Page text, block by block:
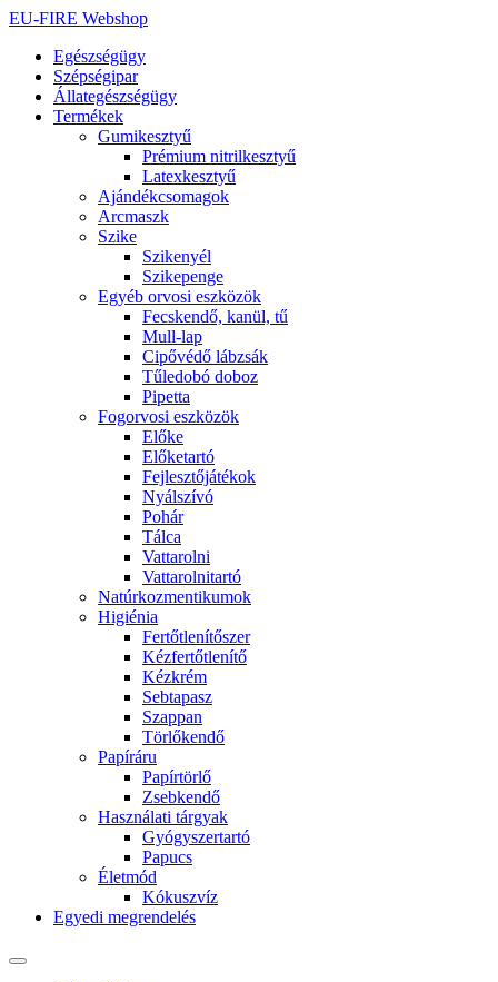
Ugrás
tartalomhoz
EU-FIRE Webshop
Egészségügy
Szépségipar
Állategészségügy
Termékek
Gumikesztyű
Prémium nitrilkesztyű
Latexkesztyű
Ajándékcsomagok
Arcmaszk
Szike
Szikenyél
Szikepenge
Egyéb orvosi eszközök
Fecskendő, kanül, tű
Mull-lap
Cipővédő lábzsák
Tűledobó doboz
Pipetta
Fogorvosi eszközök
Előke
Előketartó
Fejlesztőjátékok
Nyálszívó
Pohár
Tálca
Vattarolni
Vattarolnitartó
Natúrkozmentikumok
Higiénia
Fertőtlenítőszer
Kézfertőtlenítő
Kézkrém
Sebtapasz
Szappan
Törlőkendő
Papíráru
Papírtörlő
Zsebkendő
Használati tárgyak
Gyógyszertartó
Papucs
Életmód
Kókuszvíz
Egyedi megrendelés